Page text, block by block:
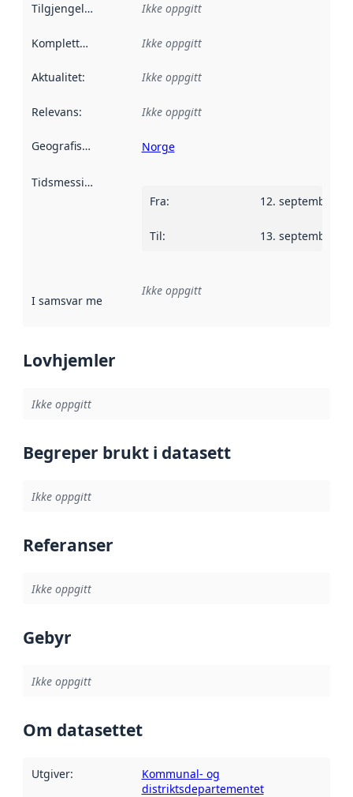
Tilgjengelighet Ikke oppgitt
Kompletthet Ikke oppgitt
Aktualitet: Ikke oppgitt
Relevans: Ikke oppgitt
Geografisk avgrensning :
Norge
Tidsmessig avgrensning
Fra: 12. september
Til: 13. september
I samsvar med Referanse til en implementasjonsregel
Ikke oppgitt
Lovhjemler
Ikke oppgitt
Begreper brukt i datasett
Ikke oppgitt
Referanser
Ikke oppgitt
Gebyr
Ikke oppgitt
Om datasettet
Utgiver:
Kommunal- og
distriktsdepartementet